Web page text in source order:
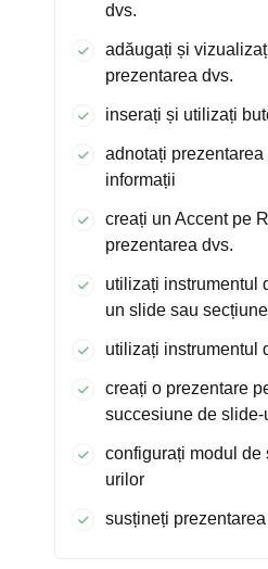
dvs.
adăugați și
prezentarea dvs.
inserați și utilizați
adnotați
informații
creați un Accent pe
prezentarea dvs.
utilizați instrumentul
un slide sau secțiune
utilizați instrumentul
creați o prezentare
succesiune de slide-
configurați modul
urilor
susțineți